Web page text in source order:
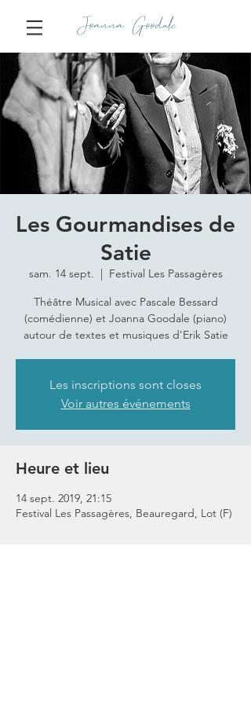
Joanna Goodale
Les Gourmandises de
Satie
sam. 14 sept.
  |
Festival Les Passagères
Théâtre Musical avec Pascale Bessard
(comédienne) et Joanna Goodale (piano)
autour de textes et musiques d'Erik Satie
Les inscriptions sont closes
Voir autres événements
Heure et lieu
14 sept. 2019, 21:15
Festival Les Passagères, Beauregard, Lot (F)